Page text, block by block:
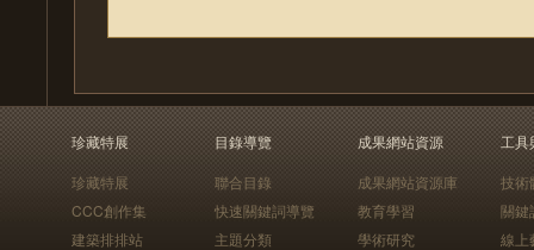
珍藏特展
珍藏特展
CCC創作集
建築排排站
目錄導覽
聯合目錄
快速關鍵詞導覽
主題分類
成果網站資源
成果網站資源庫
教育學習
學術研究
工具
技術
關鍵
線上